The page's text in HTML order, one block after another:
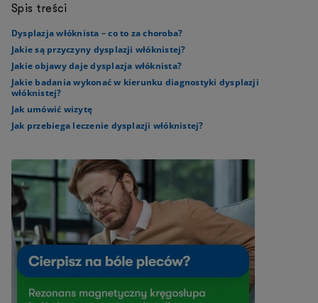
Spis treści
Dysplazja włóknista – co to za choroba?
Jakie są przyczyny dysplazji włóknistej?
Jakie objawy daje dysplazja włóknista?
Jakie badania wykonać w kierunku diagnostyki dysplazji
włóknistej?
Jak umówić wizytę
Jak przebiega leczenie dysplazji włóknistej?